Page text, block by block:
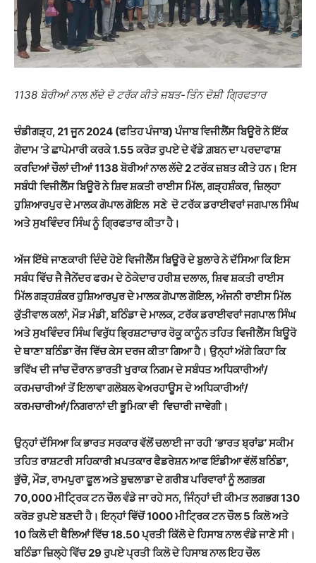
1138 ਬੋਰੀਆਂ ਨਾਲ ਲੱਦੇ ਦੋ ਟਰੱਕ ਕੀਤੇ ਜ਼ਬਤ-ਤਿੰਨ ਦੋਸ਼ੀ ਗ੍ਰਿਫਤਾਰ
ਚੰਡੀਗੜ੍ਹ, 21 ਜੂਨ 2024 (ਫਤਿਹ ਪੰਜਾਬ) ਪੰਜਾਬ ਵਿਜੀਲੈਂਸ ਬਿਊਰੋ ਨੇ ਇੱਕ
ਗੋਦਾਮ ’ਤੇ ਛਾਪੇਮਾਰੀ ਕਰਕੇ 1.55 ਕਰੋੜ ਰੁਪਏ ਦੇ ਵੱਡੇ ਗ਼ਬਨ ਦਾ ਪਰਦਾਫਾਸ਼
ਕਰਦਿਆਂ ਚੌਲਾਂ ਦੀਆਂ 1138 ਬੋਰੀਆਂ ਨਾਲ ਲੱਦੇ 2 ਟਰੱਕ ਜ਼ਬਤ ਕੀਤੇ ਹਨ। ਇਸ
ਸਬੰਧੀ ਵਿਜੀਲੈਂਸ ਬਿਊਰੋ ਨੇ ਸ਼ਿਵ ਸ਼ਕਤੀ ਰਾਈਸ ਮਿੱਲ, ਗੜ੍ਹਸ਼ੰਕਰ, ਜ਼ਿਲ੍ਹਾ
ਹੁਸ਼ਿਆਰਪੁਰ ਦੇ ਮਾਲਕ ਗੋਪਾਲ ਗੋਇਲ ਸਣੇ ਦੋ ਟਰੱਕ ਡਰਾਈਵਰਾਂ ਜਗਪਾਲ ਸਿੰਘ
ਅਤੇ ਸੁਖਵਿੰਦਰ ਸਿੰਘ ਨੂੰ ਗ੍ਰਿਫਤਾਰ ਕੀਤਾ ਹੈ।
ਅੱਜ ਇੱਥੇ ਜਾਣਕਾਰੀ ਦਿੰਦੇ ਹੋਏ ਵਿਜੀਲੈਂਸ ਬਿਊਰੋ ਦੇ ਬੁਲਾਰੇ ਨੇ ਦੱਸਿਆ ਕਿ ਇਸ
ਸਬੰਧ ਵਿੱਚ ਜੈ ਜੈਨੇਂਦਰ ਫਰਮ ਦੇ ਠੇਕੇਦਾਰ ਹਰੀਸ਼ ਦਲਾਲ, ਸ਼ਿਵ ਸ਼ਕਤੀ ਰਾਈਸ
ਮਿੱਲ ਗੜ੍ਹਸ਼ੰਕਰ ਹੁਸ਼ਿਆਰਪੁਰ ਦੇ ਮਾਲਕ ਗੋਪਾਲ ਗੋਇਲ, ਅੰਜਨੀ ਰਾਈਸ ਮਿੱਲ
ਕੁੱਤੀਵਾਲ ਕਲਾਂ, ਮੌੜ ਮੰਡੀ, ਬਠਿੰਡਾ ਦੇ ਮਾਲਕ, ਟਰੱਕ ਡਰਾਈਵਰਾਂ ਜਗਪਾਲ ਸਿੰਘ
ਅਤੇ ਸੁਖਵਿੰਦਰ ਸਿੰਘ ਵਿਰੁੱਧ ਭ੍ਰਿਸ਼ਟਾਚਾਰ ਰੋਕੂ ਕਾਨੂੰਨ ਤਹਿਤ ਵਿਜੀਲੈਂਸ ਬਿਊਰੋ
ਦੇ ਥਾਣਾ ਬਠਿੰਡਾ ਰੇਂਜ ਵਿੱਚ ਕੇਸ ਦਰਜ ਕੀਤਾ ਗਿਆ ਹੈ। ਉਨ੍ਹਾਂ ਅੱਗੇ ਕਿਹਾ ਕਿ
ਭਵਿੱਖ ਦੀ ਜਾਂਚ ਦੌਰਾਨ ਭਾਰਤੀ ਖੁਰਾਕ ਨਿਗਮ ਦੇ ਸਬੰਧਤ ਅਧਿਕਾਰੀਆਂ/
ਕਰਮਚਾਰੀਆਂ ਤੋਂ ਇਲਾਵਾ ਗਲੋਬਲ ਵੇਅਰਹਾਊਸ ਦੇ ਅਧਿਕਾਰੀਆਂ/
ਕਰਮਚਾਰੀਆਂ/ਨਿਗਰਾਨਾਂ ਦੀ ਭੂਮਿਕਾ ਵੀ ਵਿਚਾਰੀ ਜਾਵੇਗੀ।
ਉਨ੍ਹਾਂ ਦੱਸਿਆ ਕਿ ਭਾਰਤ ਸਰਕਾਰ ਵੱਲੋਂ ਚਲਾਈ ਜਾ ਰਹੀ ‘ਭਾਰਤ ਬ੍ਰਾਂਡ’ ਸਕੀਮ
ਤਹਿਤ ਰਾਸ਼ਟਰੀ ਸਹਿਕਾਰੀ ਖ਼ਪਤਕਾਰ ਫੈਡਰੇਸ਼ਨ ਆਫ ਇੰਡੀਆ ਵੱਲੋਂ ਬਠਿੰਡਾ,
ਭੁੱਚੋ, ਮੌੜ, ਰਾਮਪੁਰਾ ਫੂਲ ਅਤੇ ਬੁਢਲਾਡਾ ਦੇ ਗਰੀਬ ਪਰਿਵਾਰਾਂ ਨੂੰ ਲਗਭਗ
70,000 ਮੀਟ੍ਰਿਕ ਟਨ ਚੌਲ ਵੰਡੇ ਜਾ ਰਹੇ ਸਨ, ਜਿੰਨ੍ਹਾਂ ਦੀ ਕੀਮਤ ਲਗਭਗ 130
ਕਰੋੜ ਰੁਪਏ ਬਣਦੀ ਹੈ। ਇਨ੍ਹਾਂ ਵਿੱਚੋਂ 1000 ਮੀਟ੍ਰਿਕ ਟਨ ਚੌਲ 5 ਕਿਲੋ ਅਤੇ
10 ਕਿਲੋ ਦੀ ਥੈਲਿਆਂ ਵਿੱਚ 18.50 ਪ੍ਰਤੀ ਕਿੱਲੋ ਦੇ ਹਿਸਾਬ ਨਾਲ ਵੰਡੇ ਜਾਣੇ ਸੀ।
ਬਠਿੰਡਾ ਜ਼ਿਲ੍ਹੇ ਵਿੱਚ 29 ਰੁਪਏ ਪ੍ਰਤੀ ਕਿਲੋ ਦੇ ਹਿਸਾਬ ਨਾਲ ਇਹ ਚੌਲ